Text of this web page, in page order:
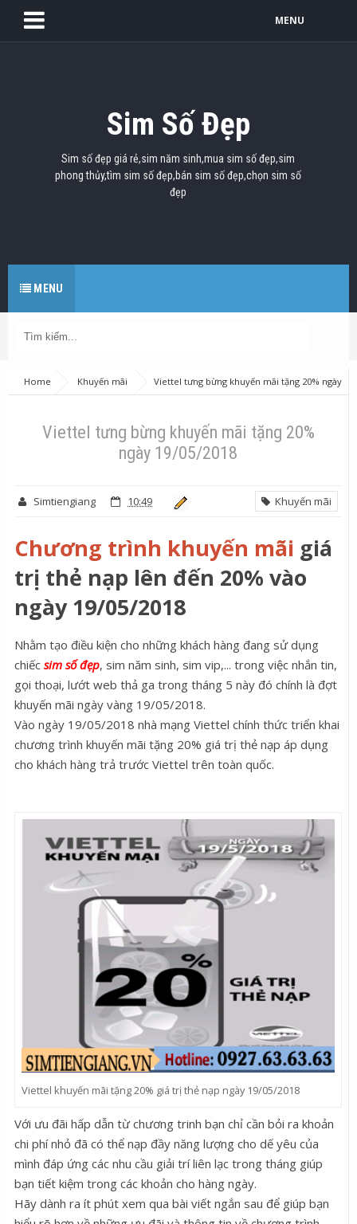
MENU
Sim Số Đẹp
Sim số đẹp giá rẻ,sim năm sinh,mua sim số đẹp,sim
phong thủy,tìm sim số đẹp,bán sim số đẹp,chọn sim số
đẹp
MENU
Home Khuyến mãi
Viettel tưng bừng khuyến mãi tặng 20% ngày
19/05/2018
Viettel tưng bừng khuyến mãi tặng 20%
ngày 19/05/2018
Simtiengiang 10:49 Khuyến mãi
Chương trình khuyến mãi giá
trị thẻ nạp lên đến 20% vào
ngày 19/05/2018
Nhằm tạo điều kiện cho những khách hàng đang sử dụng
chiếc sim số đẹp, sim năm sinh, sim vip,... trong việc nhắn tin,
gọi thoại, lướt web thả ga trong tháng 5 này đó chính là đợt
khuyến mãi ngày vàng 19/05/2018.
Vào ngày 19/05/2018 nhà mạng Viettel chính thức triển khai
chương trình khuyến mãi tặng 20% giá trị thẻ nạp áp dụng
cho khách hàng trả trước Viettel trên toàn quốc.
Viettel khuyến mãi tặng 20% giá trị thẻ nạp ngày 19/05/2018
Với ưu đãi hấp dẫn từ chương trinh bạn chỉ cần bỏi ra khoản
chi phí nhỏ đã có thể nạp đầy năng lượng cho dế yêu của
mình đáp ứng các nhu cầu giải trí liên lạc trong tháng giúp
bạn tiết kiệm trong các khoản cho hàng ngày.
Hãy dành ra ít phút xem qua bài viết ngắn sau để giúp bạn